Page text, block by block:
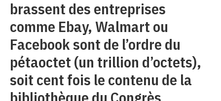
brassent des entreprises
comme Ebay, Walmart ou
Facebook sont de l’ordre du
pétaoctet (un trillion d’octets),
soit cent fois le contenu de la